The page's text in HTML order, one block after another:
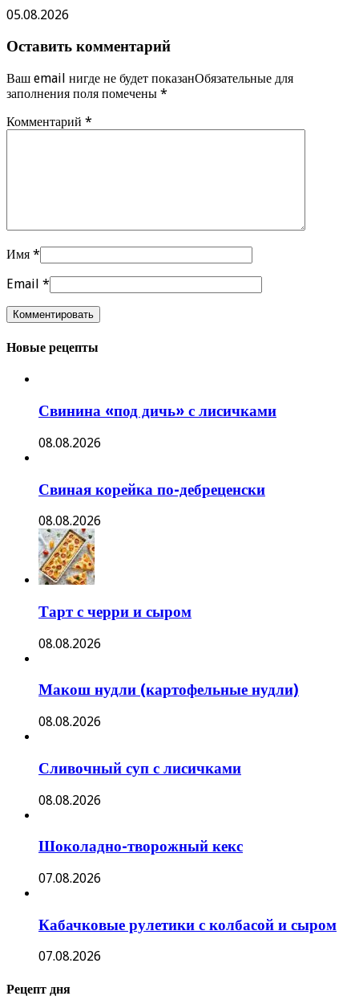
05.08.2026
Оставить комментарий
Ваш email нигде не будет показанОбязательные для
заполнения поля помечены *
Комментарий *
Имя *
Email *
Новые рецепты
Свинина «под дичь» с лисичками
08.08.2026
Свиная корейка по-дебреценски
08.08.2026
Тарт с черри и сыром
08.08.2026
Макош нудли (картофельные нудли)
08.08.2026
Сливочный суп с лисичками
08.08.2026
Шоколадно-творожный кекс
07.08.2026
Кабачковые рулетики с колбасой и сыром
07.08.2026
Рецепт дня